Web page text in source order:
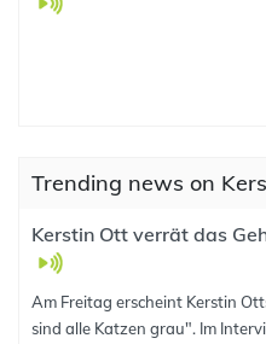
Trending news on
Kerstin Ott verrät das
Am Freitag erscheint Kerstin
sind alle Katzen grau". Im